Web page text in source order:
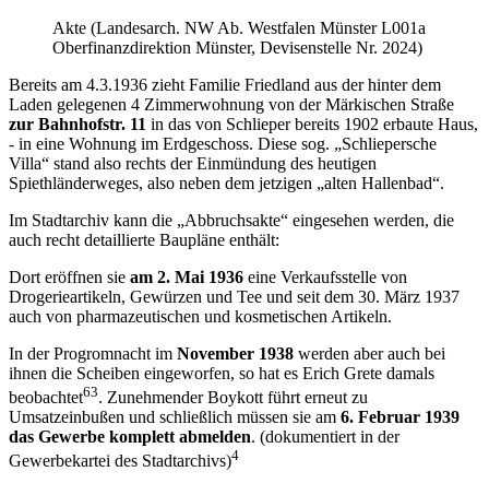
Akte (Landesarch. NW Ab. Westfalen Münster L001a
Oberfinanzdirektion Münster, Devisenstelle Nr. 2024)
Bereits am 4.3.1936 zieht Familie Friedland aus der hinter dem
Laden gelegenen 4 Zimmerwohnung von der Märkischen Straße
zur Bahnhofstr. 11 in das von Schlieper bereits 1902 erbaute Haus,
- in eine Wohnung im Erdgeschoss. Diese sog. „Schliepersche
Villa“ stand also rechts der Einmündung des heutigen
Spiethländerweges, also neben dem jetzigen „alten Hallenbad“.
Im Stadtarchiv kann die „Abbruchsakte“ eingesehen werden, die
auch recht detaillierte Baupläne enthält:
Dort eröffnen sie am 2. Mai 1936 eine Verkaufsstelle von
Drogerieartikeln, Gewürzen und Tee und seit dem 30. März 1937
auch von pharmazeutischen und kosmetischen Artikeln.
In der Progromnacht im November 1938 werden aber auch bei
ihnen die Scheiben eingeworfen, so hat es Erich Grete damals
beobachtet63. Zunehmender Boykott führt erneut zu
Umsatzeinbußen und schließlich müssen sie am 6. Februar 1939
das Gewerbe komplett abmelden. (dokumentiert in der
Gewerbekartei des Stadtarchivs)4